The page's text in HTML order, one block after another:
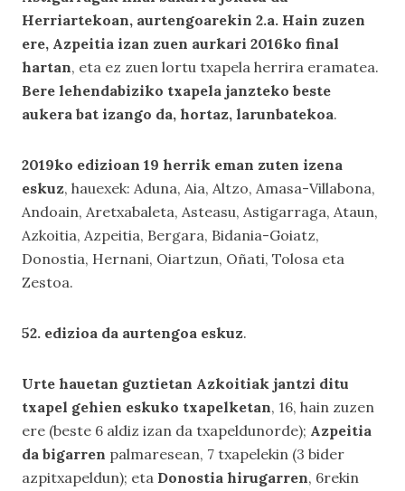
Herriartekoan, aurtengoarekin 2.a. Hain zuzen
ere, Azpeitia izan zuen aurkari 2016ko final
hartan, eta ez zuen lortu txapela herrira eramatea.
Bere lehendabiziko txapela janzteko beste
aukera bat izango da, hortaz, larunbatekoa.
2019ko edizioan 19 herrik eman zuten izena
eskuz, hauexek: Aduna, Aia, Altzo, Amasa-Villabona,
Andoain, Aretxabaleta, Asteasu, Astigarraga, Ataun,
Azkoitia, Azpeitia, Bergara, Bidania-Goiatz,
Donostia, Hernani, Oiartzun, Oñati, Tolosa eta
Zestoa.
52. edizioa da aurtengoa eskuz.
Urte hauetan guztietan Azkoitiak jantzi ditu
txapel gehien eskuko txapelketan, 16, hain zuzen
ere (beste 6 aldiz izan da txapeldunorde); Azpeitia
da bigarren palmaresean, 7 txapelekin (3 bider
azpitxapeldun); eta Donostia hirugarren, 6rekin